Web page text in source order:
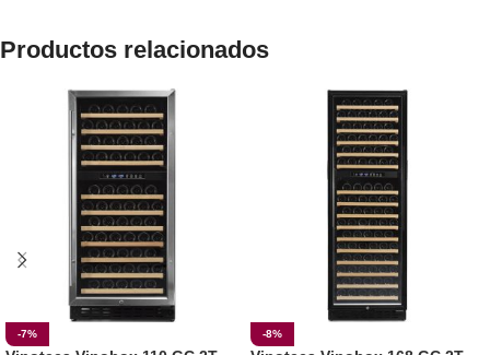
Productos relacionados
-7% -8%